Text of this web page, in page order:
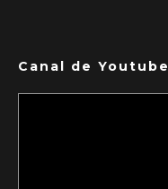
Canal de Youtube